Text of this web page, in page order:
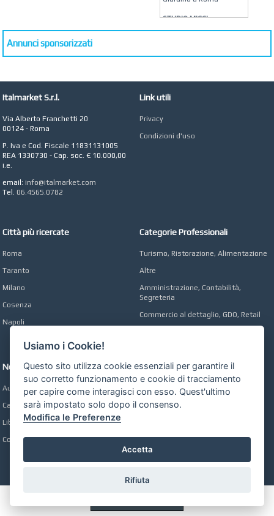
STUDIO MICCI
Roma
Azienda Agricola a
Digital marketing e Web
Annunci sponsorizzati
Italmarket S.r.l.
Via Alberto Franchetti 20
00124 - Roma
P. Iva e Cod. Fiscale 11831131005
REA 1330730 - Cap. soc. € 10.000,00
i.e.
email: info@italmarket.com
Tel. 06.4565.0782
Link utili
Privacy
Condizioni d'uso
Città più ricercate
Roma
Taranto
Milano
Cosenza
Napoli
Categorie Professionali
Turismo, Ristorazione, Alimentazione
Altre
Amministrazione, Contabilità,
Segreteria
Commercio al dettaglio, GDO, Retail
Network
Automobili Online
Case Online
Libri Online
Compravendita
Usiamo i Cookie!
Questo sito utilizza cookie essenziali per garantire il
suo corretto funzionamento e cookie di tracciamento
per capire come interagisci con esso. Quest'ultimo
sarà impostato solo dopo il consenso.
Modifica le Preferenze
Accetta
Rifiuta